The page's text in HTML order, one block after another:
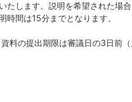
たします。説明を希望された場
時間は15分までとなります。
料の提出期限は審議日の3日前（